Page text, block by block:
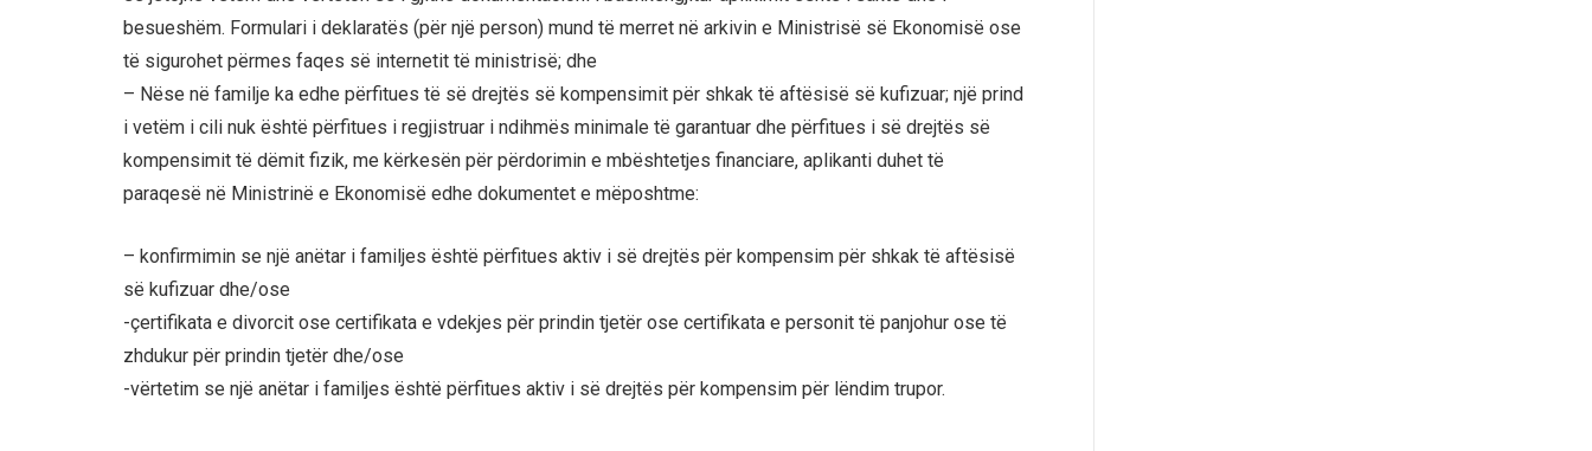
besueshëm. Formulari i deklaratës (për një person) mund të merret në arkivin e Ministrisë së Ekonomisë ose
të sigurohet përmes faqes së internetit të ministrisë; dhe
– Nëse në familje ka edhe përfitues të së drejtës së kompensimit për shkak të aftësisë së kufizuar; një prind
i vetëm i cili nuk është përfitues i regjistruar i ndihmës minimale të garantuar dhe përfitues i së drejtës së
kompensimit të dëmit fizik, me kërkesën për përdorimin e mbështetjes financiare, aplikanti duhet të
paraqesë në Ministrinë e Ekonomisë edhe dokumentet e mëposhtme:
– konfirmimin se një anëtar i familjes është përfitues aktiv i së drejtës për kompensim për shkak të aftësisë
së kufizuar dhe/ose
-çertifikata e divorcit ose certifikata e vdekjes për prindin tjetër ose certifikata e personit të panjohur ose të
zhdukur për prindin tjetër dhe/ose
-vërtetim se një anëtar i familjes është përfitues aktiv i së drejtës për kompensim për lëndim trupor.